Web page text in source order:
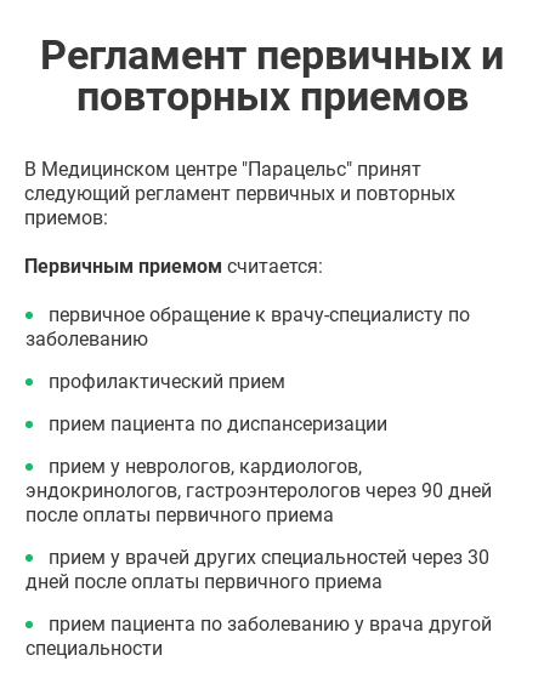
Регламент первичных и
повторных приемов
В Медицинском центре "Парацельс" принят
следующий регламент первичных и повторных
приемов:
Первичным приемом считается:
первичное обращение к врачу-специалисту по
заболеванию
профилактический прием
прием пациента по диспансеризации
прием у неврологов, кардиологов,
эндокринологов, гастроэнтерологов через 90 дней
после оплаты первичного приема
прием у врачей других специальностей через 30
дней после оплаты первичного приема
прием пациента по заболеванию у врача другой
специальности